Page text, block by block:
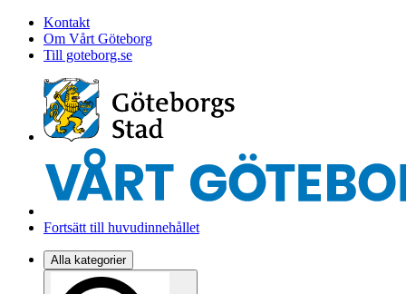
Kontakt
Om Vårt Göteborg
Till goteborg.se
Fortsätt till huvudinnehållet
Alla kategorier